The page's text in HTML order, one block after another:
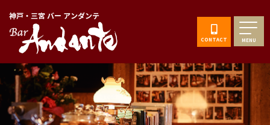
神戸・三宮 バー アンダンテ
CONTACT MENU